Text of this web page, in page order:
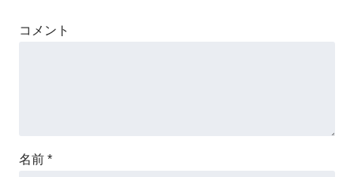
コメント
名前 *